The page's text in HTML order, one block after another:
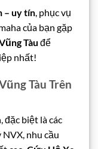
– uy tín, phục vụ
của bạn gặp
Tàu để
nhất!
Tàu Trên
biệt là các
NVX, nhu cầu